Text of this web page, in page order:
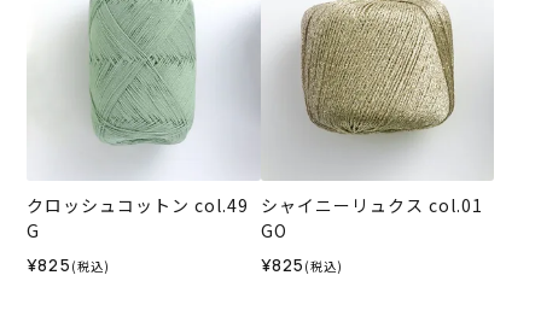
クロッシュコットン col.49
G
¥825 (税込)
シャイニーリュクス col.01
GO
¥825 (税込)